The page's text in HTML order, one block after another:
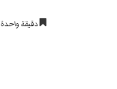
دقيقة واحدة